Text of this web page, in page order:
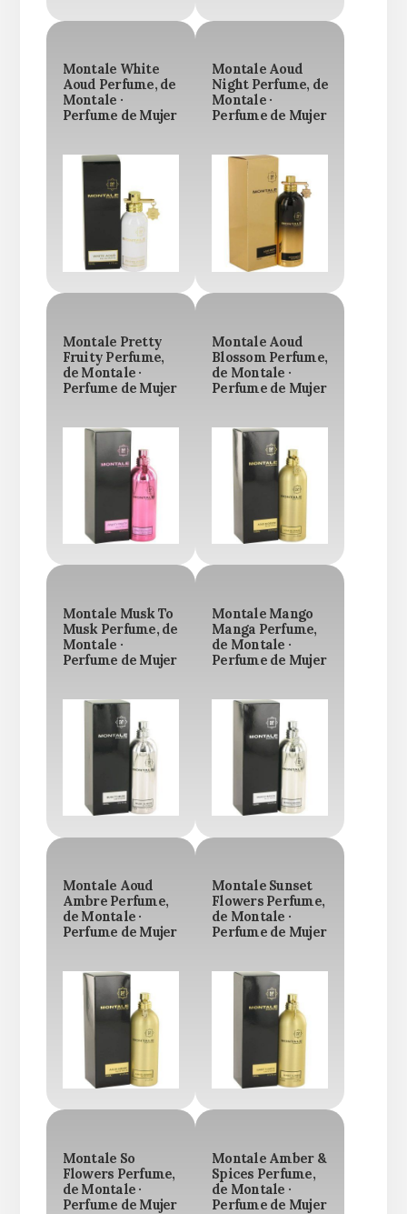
Montale White
Aoud Perfume, de
Montale ·
Perfume de Mujer
Montale Aoud
Night Perfume, de
Montale ·
Perfume de Mujer
Montale Pretty
Fruity Perfume,
de Montale ·
Perfume de Mujer
Montale Aoud
Blossom Perfume,
de Montale ·
Perfume de Mujer
Montale Musk To
Musk Perfume, de
Montale ·
Perfume de Mujer
Montale Mango
Manga Perfume,
de Montale ·
Perfume de Mujer
Montale Aoud
Ambre Perfume,
de Montale ·
Perfume de Mujer
Montale Sunset
Flowers Perfume,
de Montale ·
Perfume de Mujer
Montale So
Flowers Perfume,
de Montale ·
Perfume de Mujer
Montale Amber &
Spices Perfume,
de Montale ·
Perfume de Mujer